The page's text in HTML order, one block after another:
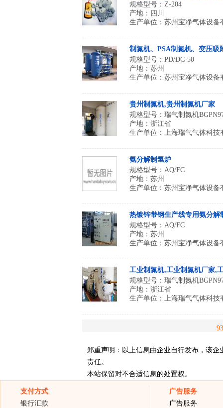
规格型号：Z-204
产地：四川
生产单位： 苏州宝净气体设备
制氮机、PSA制氮机、变压吸
规格型号：PD/DC-50
产地：苏州
生产单位： 苏州宝净气体设备
贵州制氮机,贵州制氮机厂家
规格型号：瑞气制氮机
产地：浙江省
生产单位： 上海瑞气气体科技
氨分解制氢炉
规格型号：AQ/FC
产地：苏州
生产单位： 苏州宝净气体设备
热镀锌带钢生产线专用氨分解
规格型号：AQ/FC
产地：苏州
生产单位： 苏州宝净气体设备
工业制氮机,工业制氮机厂家,
规格型号：瑞气制氮机
产地：浙江省
生产单位： 上海瑞气气体科技
93
郑重声明：以上信息由企业自行发布，该
责任。
本站保留对不合适信息的处置权。
支付方式
银行汇款
广告服务
广告服务